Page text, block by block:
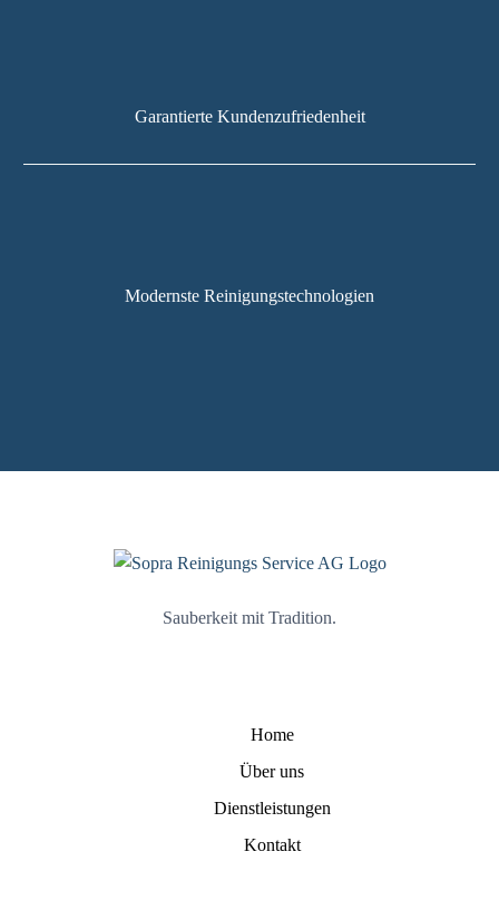
Garantierte Kundenzufriedenheit
Modernste Reinigungstechnologien
Sauberkeit mit Tradition.
Home
Über uns
Dienstleistungen
Kontakt